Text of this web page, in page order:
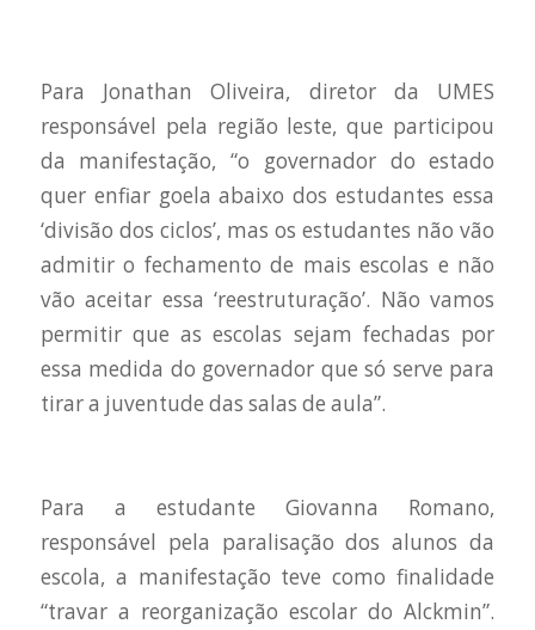
Para Jonathan Oliveira, diretor da UMES
responsável pela região leste, que participou
da manifestação, “o governador do estado
quer enfiar goela abaixo dos estudantes essa
‘divisão dos ciclos’, mas os estudantes não vão
admitir o fechamento de mais escolas e não
vão aceitar essa ‘reestruturação’. Não vamos
permitir que as escolas sejam fechadas por
essa medida do governador que só serve para
tirar a juventude das salas de aula”.
Para a estudante Giovanna Romano,
responsável pela paralisação dos alunos da
escola, a manifestação teve como finalidade
“travar a reorganização escolar do Alckmin”.